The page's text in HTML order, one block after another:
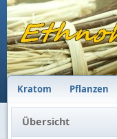
Kratom Pflanzen
Übersicht